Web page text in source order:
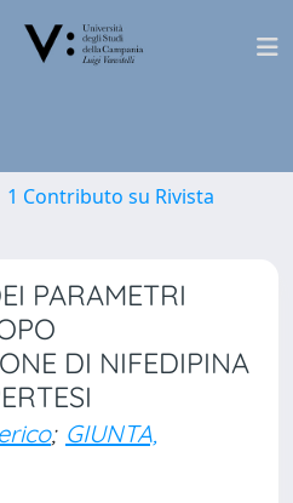
1 Contributo su Rivista
PARAMETRI
DI NIFEDIPINA
; GIUNTA,